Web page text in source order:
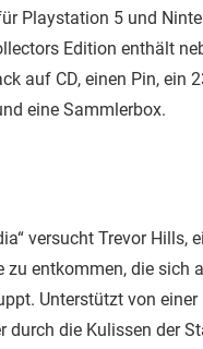
Playstation 5 und
Edition enthält
auf CD, einen Pin, ein
eine Sammlerbox.
versucht Trevor Hills,
zu entkommen, die sich
Unterstützt von
durch die Kulissen der